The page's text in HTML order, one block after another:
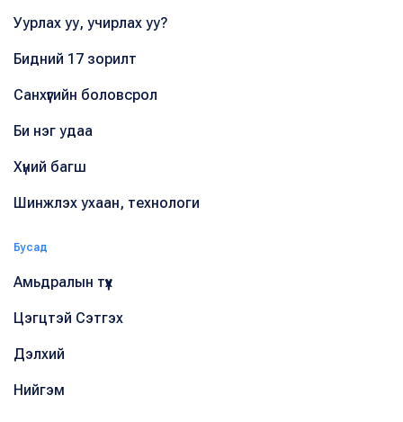
Уурлах уу, учирлах уу?
Бидний 17 зорилт
Санхүүгийн боловсрол
Би нэг удаа
Хүний багш
Шинжлэх ухаан, технологи
Бусад
Амьдралын түүх
Цэгцтэй Сэтгэх
Дэлхий
Нийгэм